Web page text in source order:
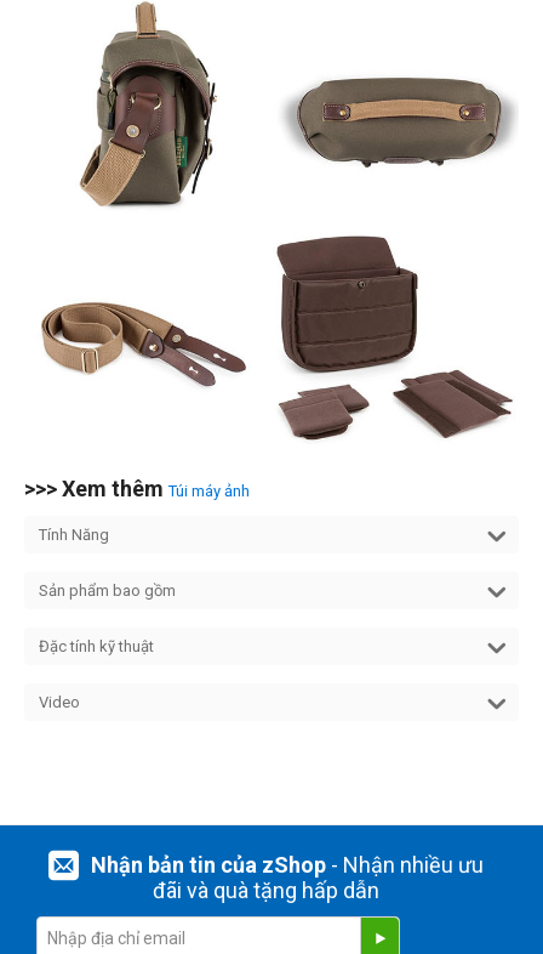
>>> Xem thêmTúi máy ảnh
Tính Năng
Sản phẩm bao gồm
Đặc tính kỹ thuật
Video
Nhận bản tin của zShop- Nhận nhiều ưu
đãi và quà tặng hấp dẫn